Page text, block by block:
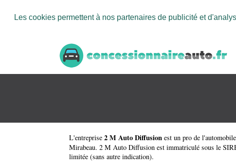
Les cookies permettent à nos partenaires de publicité et
L'entreprise 2 M Auto Diffusion est un pro de
Mirabeau. 2 M Auto Diffusion est immatriculé sous le
limitée (sans autre indication).